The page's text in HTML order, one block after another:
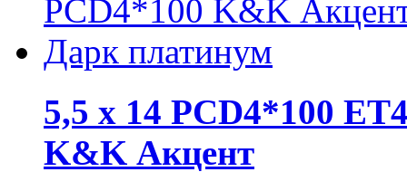
5,5 x 14 PCD4*100
K&K Акцент